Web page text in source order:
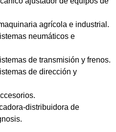
agrícola e industrial.
neumáticos e
de transmisión y frenos.
de dirección y
distribuidora de